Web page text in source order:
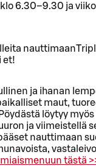
6.30–9.30 ja
et!
ja ihanan
maut,
löytyy
ja viimeistellä
nauttimaan
tästä